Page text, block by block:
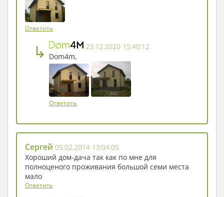
Ответить
↳
23.12.2020 15:40:12
Dom4m,
Ответить
Сергей 05.02.2014 13:04:05
Хороший дом-дача так как по мне для
полноценого проживания большой семи места
мало
Ответить